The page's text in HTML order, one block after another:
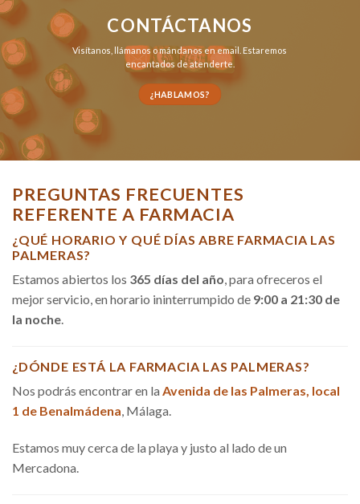
CONTÁCTANOS
Visítanos, llámanosomándanos en email . Estaremos
encantados de atenderte.
¿HABLAMOS?
PREGUNTAS FRECUENTES
REFERENTE A FARMACIA
¿QUÉ HORARIO Y QUÉ DÍAS ABRE FARMACIA LAS
PALMERAS?
Estamos abiertos los 365 días del año, para ofreceros el
mejor servicio, en horario ininterrumpido de 9:00 a 21:30 de
la noche.
¿DÓNDE ESTÁ LA FARMACIA LAS PALMERAS?
Nos podrás encontrar en la Avenida de las Palmeras, local
1 de Benalmádena, Málaga.
Estamos muy cerca de la playa y justo al lado de un
Mercadona.